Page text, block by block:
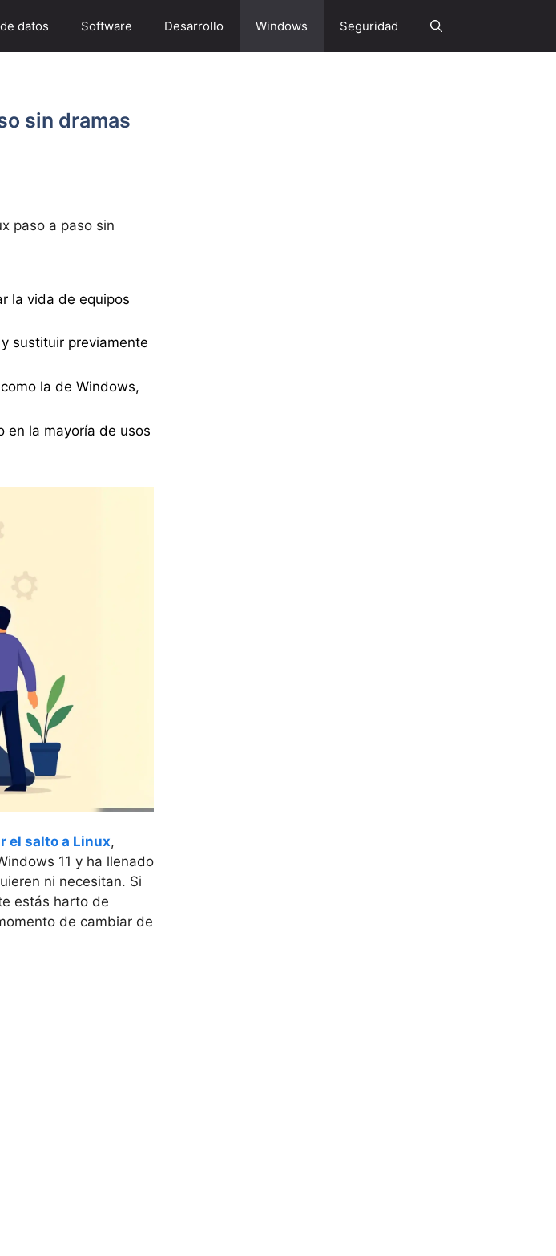
datos Software Desarrollo Windows Seguridad
sin dramas
paso a paso sin
la vida de equipos
sustituir previamente
la de Windows,
en la mayoría de usos
el salto a Linux,
11 y ha llenado
ni necesitan. Si
estás harto de
de cambiar de